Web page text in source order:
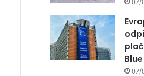
07/
07/